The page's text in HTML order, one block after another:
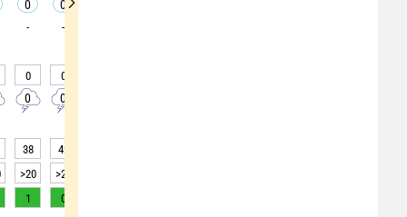
0 0
- -
0 0
0 0
38 42
>20 >20
1 0